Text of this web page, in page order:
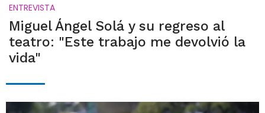
ENTREVISTA
Miguel Ángel Solá y su regreso al
teatro: "Este trabajo me devolvió la
vida"